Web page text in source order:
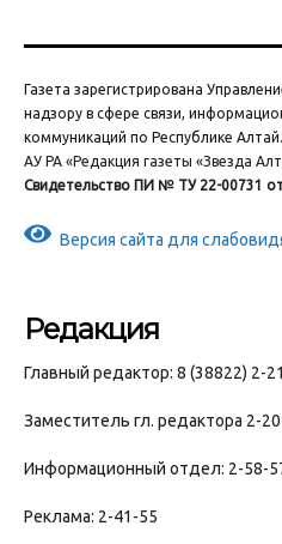
Газета зарегистрирована
надзору в сфере связи,
коммуникаций по Республике Алтай.
АУ РА «Редакция газеты «Звезда
Свидетельство ПИ № ТУ 22-00731
Версия сайта для
Редакция
Главный редактор: 8 (38822) 2-
Заместитель гл. редактора 2-
Информационный отдел: 2-58-
Реклама: 2-41-55